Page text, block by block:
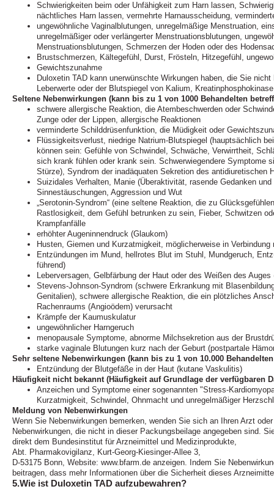
Schwierigkeiten beim oder Unfähigkeit zum Harn lassen,
nächtliches Harn lassen, vermehrte Harnausscheidung,
ungewöhnliche Vaginalblutungen, unregelmäßige Menstruation,
unregelmäßiger oder verlängerter Menstruationsblutungen,
Menstruationsblutungen, Schmerzen der Hoden oder des
Brustschmerzen, Kältegefühl, Durst, Frösteln, Hitzegefühl,
Gewichtszunahme
Duloxetin TAD kann unerwünschte Wirkungen haben, die Sie
Leberwerte oder der Blutspiegel von Kalium,
Seltene Nebenwirkungen (kann bis zu 1 von 1000 Behandelten
schwere allergische Reaktion, die Atembeschwerden oder
Zunge oder der Lippen, allergische Reaktionen
verminderte Schilddrüsenfunktion, die Müdigkeit oder
Flüssigkeitsverlust, niedrige Natrium-Blutspiegel (hauptsächlich
können sein: Gefühle von Schwindel, Schwäche, Verwirrtheit,
sich krank fühlen oder krank sein. Schwerwiegendere Symptome
Stürze), Syndrom der inadäquaten Sekretion des antidiuretischen
Suizidales Verhalten, Manie (Überaktivität, rasende Gedanken
Sinnestäuschungen, Aggression und Wut
„Serotonin-Syndrom“ (eine seltene Reaktion, die zu
Rastlosigkeit, dem Gefühl betrunken zu sein, Fieber, Schwitzen
Krampfanfälle
erhöhter Augeninnendruck (Glaukom)
Husten, Giemen und Kurzatmigkeit, möglicherweise in Verbindung
Entzündungen im Mund, hellrotes Blut im Stuhl, Mundgeruch,
führend)
Leberversagen, Gelbfärbung der Haut oder des Weißen des
Stevens-Johnson-Syndrom (schwere Erkrankung mit
Genitalien), schwere allergische Reaktion, die ein plötzliches
Rachenraums (Angioödem) verursacht
Krämpfe der Kaumuskulatur
ungewöhnlicher Harngeruch
menopausale Symptome, abnorme Milchsekretion aus der
starke vaginale Blutungen kurz nach der Geburt (postpartale
Sehr seltene Nebenwirkungen (kann bis zu 1 von 10.000
Entzündung der Blutgefäße in der Haut (kutane Vaskulitis)
Häufigkeit nicht bekannt (Häufigkeit auf Grundlage der verfügbaren
Anzeichen und Symptome einer sogenannten "Stress-
Kurzatmigkeit, Schwindel, Ohnmacht und unregelmäßiger
Meldung von Nebenwirkungen
Wenn Sie Nebenwirkungen bemerken, wenden Sie sich an Ihren Arzt
Nebenwirkungen, die nicht in dieser Packungsbeilage angegeben sind.
direkt dem Bundesinstitut für Arzneimittel und Medizinprodukte,
Abt. Pharmakovigilanz, Kurt-Georg-Kiesinger-Allee 3,
D-53175 Bonn, Website: www.bfarm.de anzeigen. Indem Sie
beitragen, dass mehr Informationen über die Sicherheit dieses
5.Wie ist Duloxetin TAD aufzubewahren?